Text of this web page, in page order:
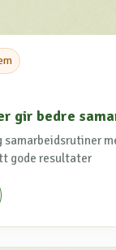
gir bedre
samarbeidsrutiner
gode resultater